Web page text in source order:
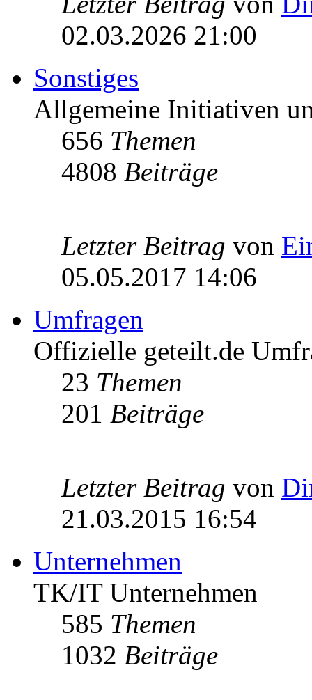
02.03.2026 21:00
Sonstiges
Allgemeine Initiativen
656 Themen
4808 Beiträge
Letzter Beitrag von
05.05.2017 14:06
Umfragen
Offizielle geteilt.de
23 Themen
201 Beiträge
Letzter Beitrag von
21.03.2015 16:54
Unternehmen
TK/IT Unternehmen
585 Themen
1032 Beiträge